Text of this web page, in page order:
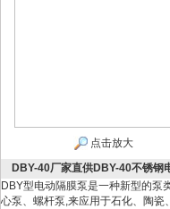
点击放大
DBY-40厂家直供DBY-40不锈钢
DBY型电动隔膜泵是一种新型的泵
心泵、螺杆泵,来应用于石化、陶